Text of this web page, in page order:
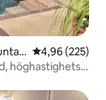
4,96 av 5 i
4,96 (225)
höghastighets-